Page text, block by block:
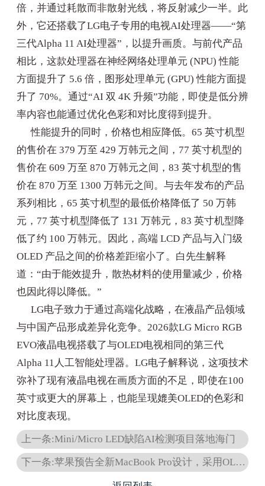
倍，并通过耗散而非散射光线，将反射减少一半。此
外，它还搭载了LG电子专用的电视AI处理器——“第
三代Alpha 11 AI处理器”，以提升画质。与前代产品
相比，这款处理器在神经网络处理单元 (NPU) 性能
方面提升了 5.6 倍，图形处理单元 (GPU) 性能方面提
升了 70%。通过“AI 双 4K 升频”功能，即使是低分辨
率内容也能通过优化色彩和对比度得到提升。
性能提升的同时，价格也相应降低。65 英寸机型
的售价在 379 万至 429 万韩元之间，77 英寸机型的
售价在 609 万至 870 万韩元之间，83 英寸机型的售
价在 870 万至 1300 万韩元之间。与去年发布的产品
系列相比，65 英寸机型的最低价格降低了 50 万韩
元，77 英寸机型降低了 131 万韩元，83 英寸机型降
低了约 100 万韩元。因此，高端 LCD 产品与入门级
OLED 产品之间的价格差距缩小了。白先生解释
道：“由于能效提升，散热材料的使用量减少，价格
也因此得以降低。”
LG电子致力于通过高端化战略，在液晶产品领域
与中国产品形成差异化竞争。2026款LG Micro RGB
EVO液晶电视搭载了与OLED电视相同的第三代
Alpha 11人工智能处理器。LG电子解释说，这项技术
弥补了现有液晶电视在画质方面的不足，即使在100
英寸或更大的屏幕上，也能呈现媲美OLED的色彩和
对比度表现。
上一条:Mini/Micro LED缺陷AI检测项目落地海门
下一条:苹果预告全新MacBook Pro设计，采用OLED触控屏和M6芯片